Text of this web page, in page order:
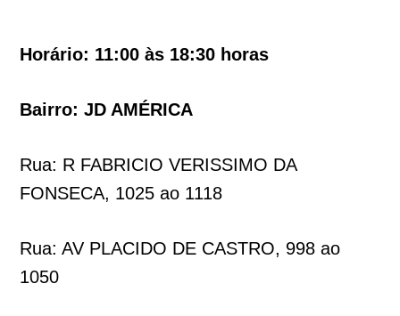
Horário: 11:00 às 18:30 horas
Bairro: JD AMÉRICA
Rua: R FABRICIO VERISSIMO DA
FONSECA, 1025 ao 1118
Rua: AV PLACIDO DE CASTRO, 998 ao
1050